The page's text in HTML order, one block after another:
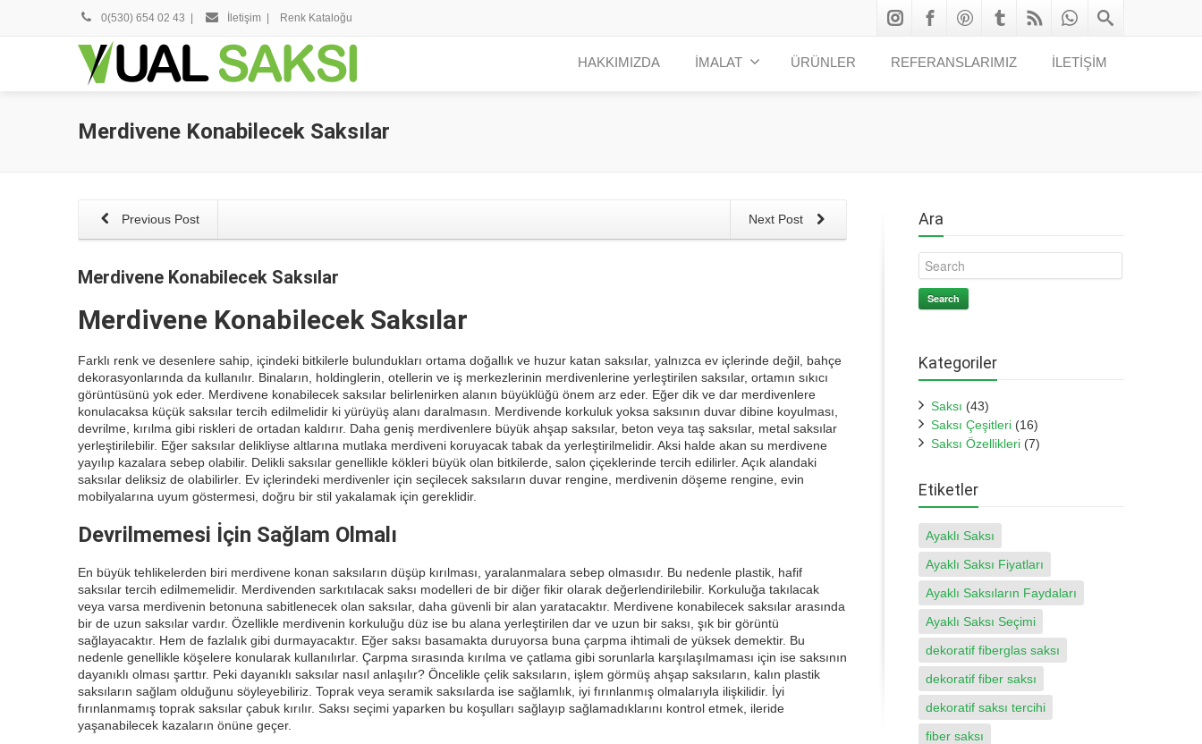
0(530) 654 02 43 İletişim Renk Kataloğu
HAKKIMIZDA İMALAT ÜRÜNLER REFERANSLARIMIZ İLETİŞİM
Merdivene Konabilecek Saksılar
Next Post
Previous Post
Merdivene Konabilecek Saksılar
Merdivene Konabilecek Saksılar
Farklı renk ve desenlere sahip, içindeki bitkilerle bulundukları ortama doğallık ve huzur katan saksılar, yalnızca ev içlerinde değil, bahçe
dekorasyonlarında da kullanılır. Binaların, holdinglerin, otellerin ve iş merkezlerinin merdivenlerine yerleştirilen saksılar, ortamın sıkıcı
görüntüsünü yok eder. Merdivene konabilecek saksılar belirlenirken alanın büyüklüğü önem arz eder. Eğer dik ve dar merdivenlere
konulacaksa küçük saksılar tercih edilmelidir ki yürüyüş alanı daralmasın. Merdivende korkuluk yoksa saksının duvar dibine koyulması,
devrilme, kırılma gibi riskleri de ortadan kaldırır. Daha geniş merdivenlere büyük ahşap saksılar, beton veya taş saksılar, metal saksılar
yerleştirilebilir. Eğer saksılar delikliyse altlarına mutlaka merdiveni koruyacak tabak da yerleştirilmelidir. Aksi halde akan su merdivene
yayılıp kazalara sebep olabilir. Delikli saksılar genellikle kökleri büyük olan bitkilerde, salon çiçeklerinde tercih edilirler. Açık alandaki
saksılar deliksiz de olabilirler. Ev içlerindeki merdivenler için seçilecek saksıların duvar rengine, merdivenin döşeme rengine, evin
mobilyalarına uyum göstermesi, doğru bir stil yakalamak için gereklidir.
Devrilmemesi İçin Sağlam Olmalı
En büyük tehlikelerden biri merdivene konan saksıların düşüp kırılması, yaralanmalara sebep olmasıdır. Bu nedenle plastik, hafif
saksılar tercih edilmemelidir. Merdivenden sarkıtılacak saksı modelleri de bir diğer fikir olarak değerlendirilebilir. Korkuluğa takılacak
veya varsa merdivenin betonuna sabitlenecek olan saksılar, daha güvenli bir alan yaratacaktır. Merdivene konabilecek saksılar arasında
bir de uzun saksılar vardır. Özellikle merdivenin korkuluğu düz ise bu alana yerleştirilen dar ve uzun bir saksı, şık bir görüntü
sağlayacaktır. Hem de fazlalık gibi durmayacaktır. Eğer saksı basamakta duruyorsa buna çarpma ihtimali de yüksek demektir. Bu
nedenle genellikle köşelere konularak kullanılırlar. Çarpma sırasında kırılma ve çatlama gibi sorunlarla karşılaşılmaması için ise saksının
dayanıklı olması şarttır. Peki dayanıklı saksılar nasıl anlaşılır? Öncelikle çelik saksıların, işlem görmüş ahşap saksıların, kalın plastik
saksıların sağlam olduğunu söyleyebiliriz. Toprak veya seramik saksılarda ise sağlamlık, iyi fırınlanmış olmalarıyla ilişkilidir. İyi
fırınlanmamış toprak saksılar çabuk kırılır. Saksı seçimi yaparken bu koşulları sağlayıp sağlamadıklarını kontrol etmek, ileride
yaşanabilecek kazaların önüne geçer.
Ara
Search
Kategoriler
Saksı (43)
Saksı Çeşitleri (16)
Saksı Özellikleri (7)
Etiketler
Ayaklı Saksı
Ayaklı Saksı Fiyatları
Ayaklı Saksıların Faydaları
Ayaklı Saksı Seçimi
dekoratif fiberglas saksı
dekoratif fiber saksı
dekoratif saksı tercihi
fiber saksı